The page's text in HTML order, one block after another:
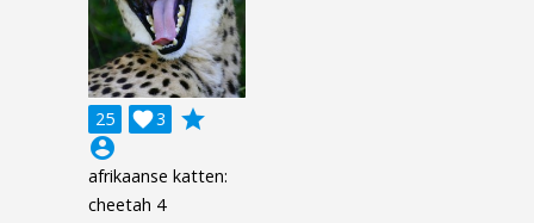
25 3

grade
account_circle
afrikaanse katten:
cheetah 4